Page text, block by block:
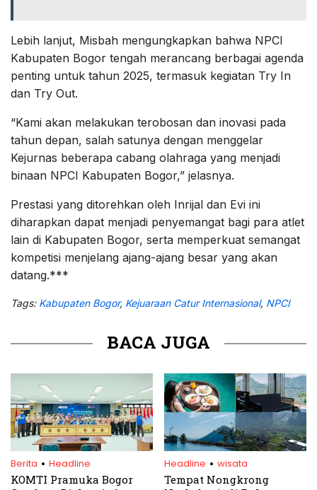
Lebih lanjut, Misbah mengungkapkan bahwa NPCI
Kabupaten Bogor tengah merancang berbagai agenda
penting untuk tahun 2025, termasuk kegiatan Try In
dan Try Out.
“Kami akan melakukan terobosan dan inovasi pada
tahun depan, salah satunya dengan menggelar
Kejurnas beberapa cabang olahraga yang menjadi
binaan NPCI Kabupaten Bogor,” jelasnya.
Prestasi yang ditorehkan oleh Inrijal dan Evi ini
diharapkan dapat menjadi penyemangat bagi para atlet
lain di Kabupaten Bogor, serta memperkuat semangat
kompetisi menjelang ajang-ajang besar yang akan
datang.***
Tags: Kabupaten Bogor, Kejuaraan Catur Internasional, NPCI
BACA JUGA
Berita . Headline
KOMTI Pramuka Bogor
Headline . wisata
Tempat Nongkrong